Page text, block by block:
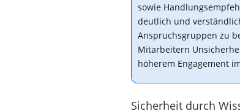
sowie
deutlich und
Anspruchsgruppen zu
Mitarbeitern
höherem Engagement
Sicherheit durch